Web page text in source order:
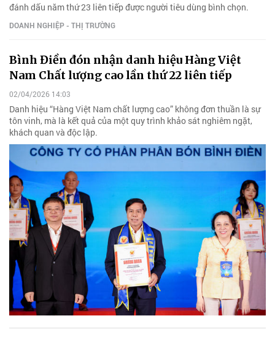
đánh dấu năm thứ 23 liên tiếp được người tiêu dùng bình chọn.
DOANH NGHIỆP - THỊ TRƯỜNG
Bình Điền đón nhận danh hiệu Hàng Việt
Nam Chất lượng cao lần thứ 22 liên tiếp
02/04/2026 14:03
Danh hiệu “Hàng Việt Nam chất lượng cao” không đơn thuần là sự
tôn vinh, mà là kết quả của một quy trình khảo sát nghiêm ngặt,
khách quan và độc lập.